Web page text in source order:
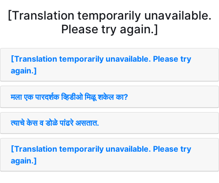
[Translation temporarily unavailable.
Please try again.]
[Translation temporarily unavailable. Please try
again.]
मला एक पारदर्शक व्हिडीओ मिळू शकेल का?
त्याचे केस व डोळे पांढरे असतात.
[Translation temporarily unavailable. Please try
again.]